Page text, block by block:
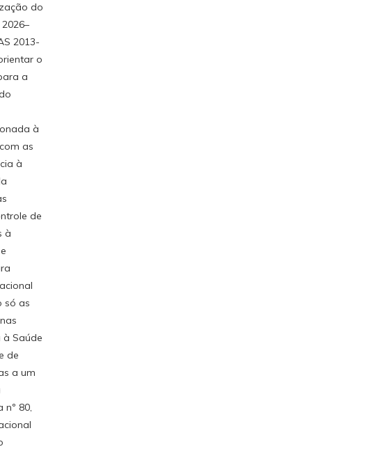
do
2013-
o
a
à
as
à
de
à
só as
à Saúde
de
a um
nº 80,